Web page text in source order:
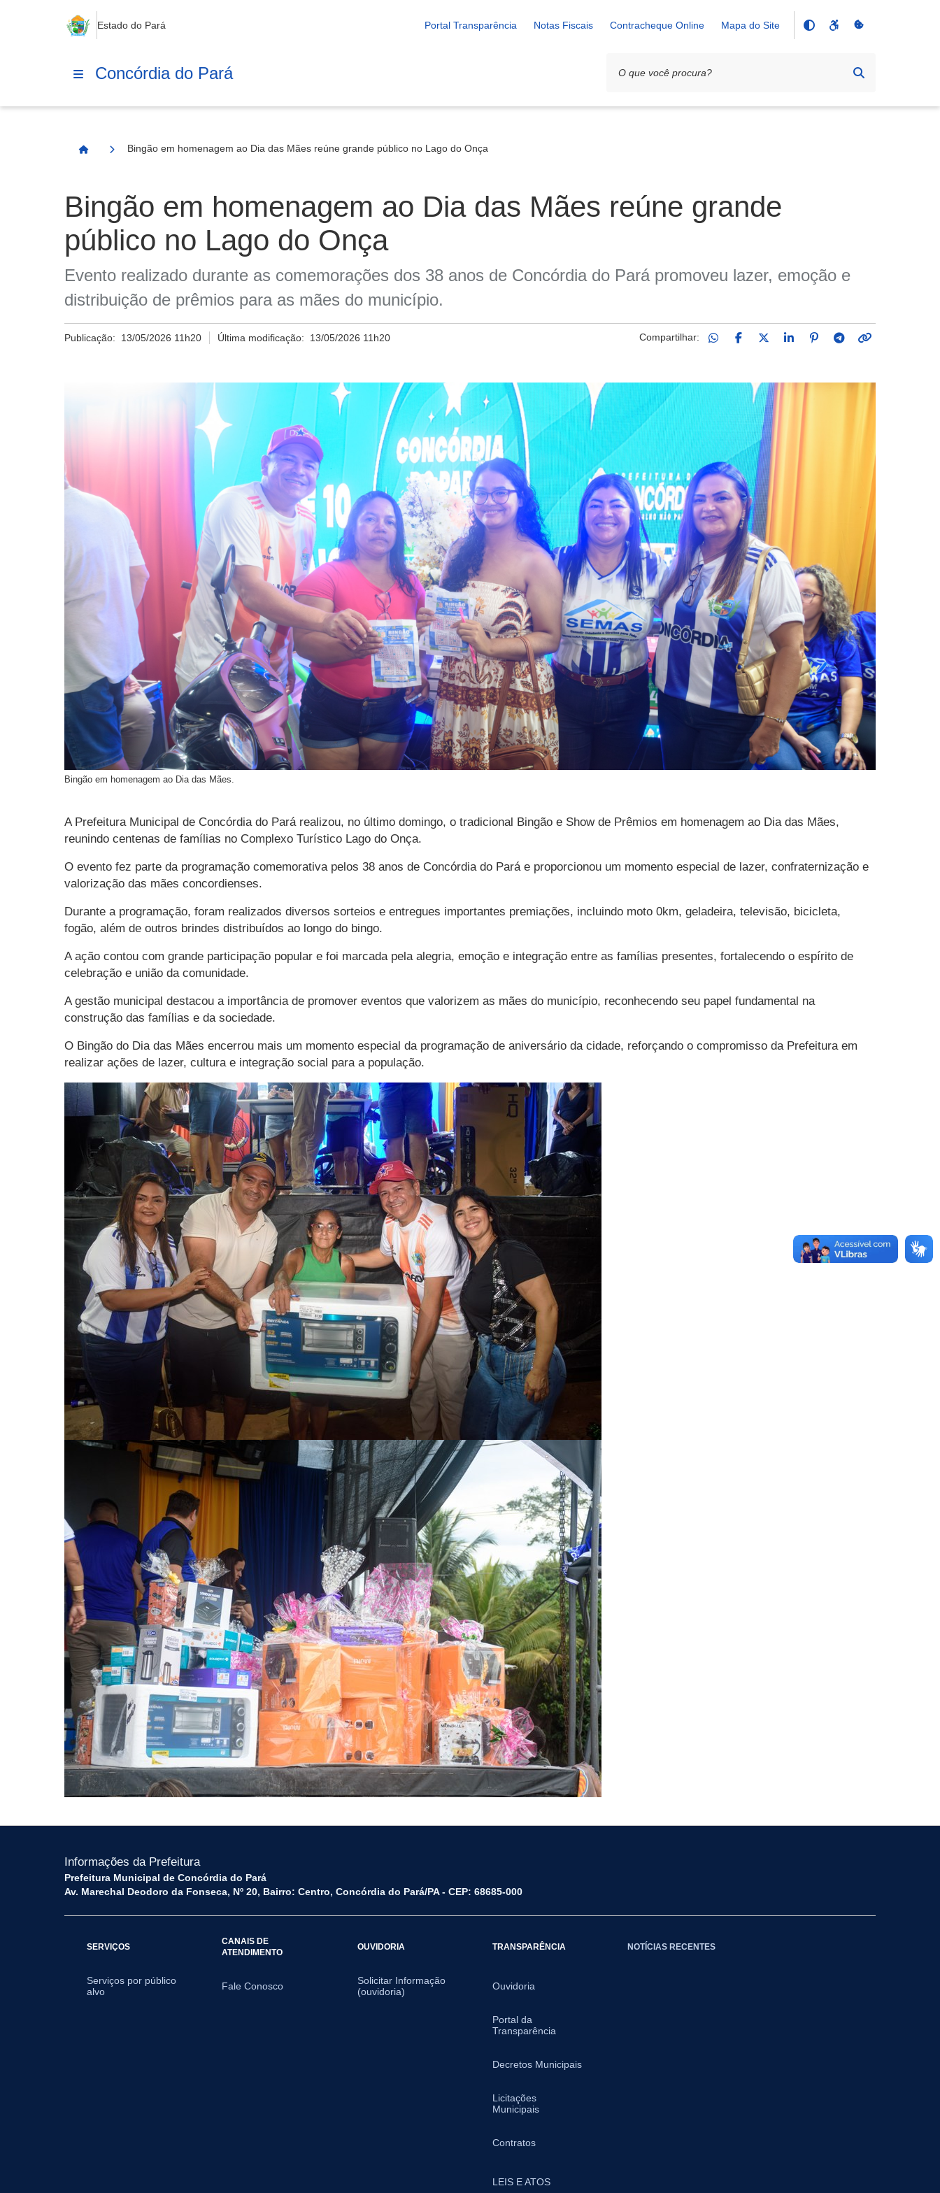
Estado do Pará Portal Transparência Notas Fiscais Contracheque Online Mapa do Site
Concórdia do Pará
Página Inicial
Bingão em homenagem ao Dia das Mães reúne grande público no Lago do Onça
Bingão em homenagem ao Dia das Mães reúne grande
público no Lago do Onça
Evento realizado durante as comemorações dos 38 anos de Concórdia do Pará promoveu lazer, emoção e
distribuição de prêmios para as mães do município.
Publicação: 13/05/2026 11h20 Última modificação: 13/05/2026 11h20 Compartilhar:
Bingão em homenagem ao Dia das Mães.
A Prefeitura Municipal de Concórdia do Parárealizou, no último domingo, o tradicional Bingão e Show de Prêmios em homenagem ao Dia das Mães,
reunindo centenas de famílias no Complexo Turístico Lago do Onça.
O evento fez parte da programação comemorativa pelos 38 anos de Concórdia do Pará e proporcionou um momento especial de lazer, confraternização e
valorização das mães concordienses.
Durante a programação, foram realizados diversos sorteios e entregues importantes premiações, incluindo moto 0km, geladeira, televisão, bicicleta,
fogão, além de outros brindes distribuídos ao longo do bingo.
A ação contou com grande participação popular e foi marcada pela alegria, emoção e integração entre as famílias presentes, fortalecendo o espírito de
celebração e união da comunidade.
A gestão municipal destacou a importância de promover eventos que valorizem as mães do município, reconhecendo seu papel fundamental na
construção das famílias e da sociedade.
O Bingão do Dia das Mães encerrou mais um momento especial da programação de aniversário da cidade, reforçando o compromisso da Prefeitura em
realizar ações de lazer, cultura e integração social para a população.
Informações da Prefeitura
Prefeitura Municipal de Concórdia do Pará
Av. Marechal Deodoro da Fonseca, Nº 20, Bairro: Centro, Concórdia do Pará/PA - CEP: 68685-000
SERVIÇOS
Serviços por público
alvo
CANAIS DE
ATENDIMENTO
Fale Conosco
OUVIDORIA
Solicitar Informação
(ouvidoria)
TRANSPARÊNCIA
Ouvidoria
Portal da
Transparência
Decretos Municipais
Licitações
Municipais
Contratos
LEIS E ATOS
NOTÍCIAS RECENTES